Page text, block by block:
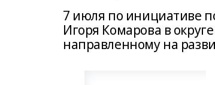
7 июля по инициативе
Игоря Комарова в
направленному на